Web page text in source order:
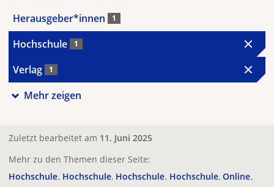
Herausgeber*innen 1
Hochschule 1
Verlag 1
Mehr zeigen
Zuletzt bearbeitet am 11. Juni 2025
Mehr zu den Themen dieser Seite:
Hochschule Hochschule Hochschule Hochschule Online